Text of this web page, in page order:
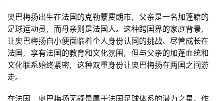
奥巴梅扬出生在法国的克勒蒙费朗市，父亲是一名加蓬籍的
足球运动员，而母亲则是法国人。这种跨国界的家庭背景，
让奥巴梅扬自小便面临着个人身份认同的挑战。尽管成长在
法国，享有法国的教育和文化氛围，但与父亲的加蓬血统和
文化联系始终紧密，这种双重身份让奥巴梅扬在两国之间游
走。
在法国，奥巴梅扬无疑是属于法国足球体系的潜力之星。作